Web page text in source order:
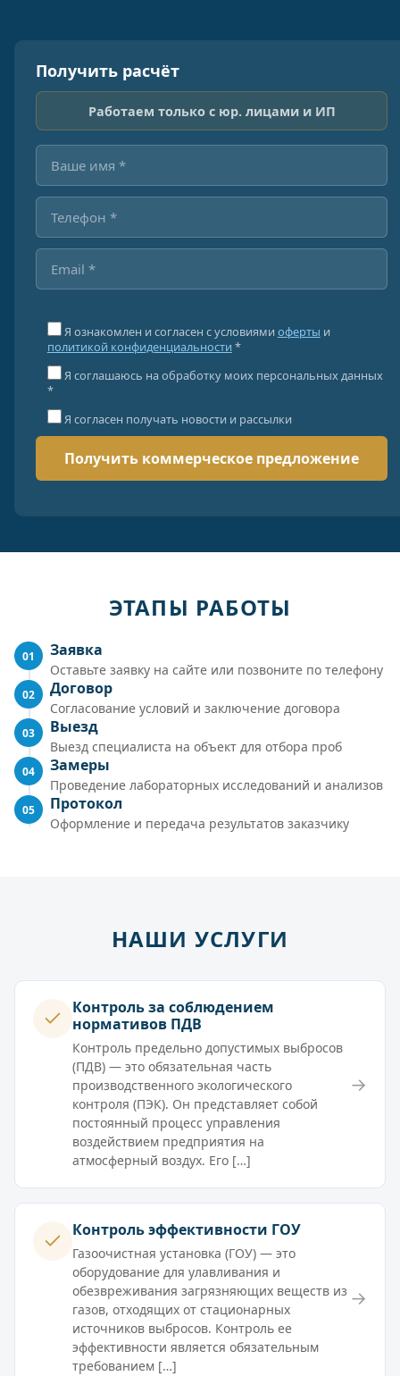
Получить расчёт
Работаем только с юр. лицами и ИП
Я ознакомлен и согласен с условиями оферты и
политикой конфиденциальности *
Я соглашаюсь на обработку моих персональных данных
*
Я согласен получать новости и рассылки
ЭТАПЫ РАБОТЫ
01 Заявка
Оставьте заявку на сайте или позвоните по телефону
02 Договор
Согласование условий и заключение договора
03 Выезд
Выезд специалиста на объект для отбора проб
04 Замеры
Проведение лабораторных исследований и анализов
05 Протокол
Оформление и передача результатов заказчику
НАШИ УСЛУГИ
Контроль за соблюдением
нормативов ПДВ
Контроль предельно допустимых выбросов
(ПДВ) — это обязательная часть
производственного экологического
контроля (ПЭК). Он представляет собой
постоянный процесс управления
воздействием предприятия на
атмосферный воздух. Его […]
→
Контроль эффективности ГОУ
Газоочистная установка (ГОУ) — это
оборудование для улавливания и
обезвреживания загрязняющих веществ из
газов, отходящих от стационарных
источников выбросов. Контроль ее
эффективности является обязательным
требованием […]
→